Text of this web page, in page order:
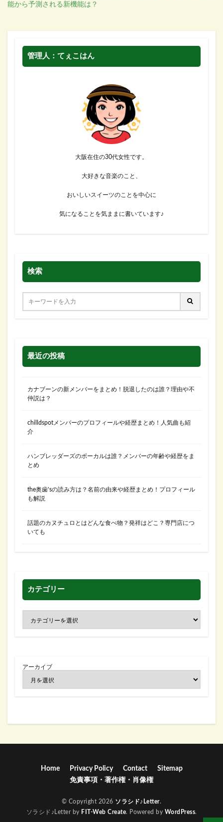
能から予測される新機能は？
管理人：てぇこはん
大阪在住の30代女性です。
大好きな音楽のこと、
おいしいスイーツのことを中心に
気になることを気ままに書いています♪
検索
最近の投稿
カナブーンの新メンバーをまとめ！脱退したのは誰？理由や不
仲説は？
chilldspotメンバーのプロフィールや経歴まとめ！人気曲も紹
介
ハンブレッダーズのボーカルは誰？メンバーの年齢や経歴をま
とめ
the奥歯’sの読み方は？名前の由来や経歴まとめ！プロフィール
も解説
話題のカヌチュロとはどんな食べ物？発祥はどこ？専門店につ
いても
カテゴリー
アーカイブ
Home Privacy Policy Contact
Sitemap
免責事項・著作権・肖像権
© Copyright 2026 ソラシド♪Letter.
ソラシド♪Letter by FIT-Web Create. Powered by WordPress.